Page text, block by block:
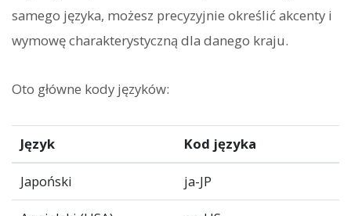
samego języka, możesz precyzyjnie określić akcenty i
wymowę charakterystyczną dla danego kraju.
Oto główne kody języków:
Język Kod języka
Japoński ja-JP